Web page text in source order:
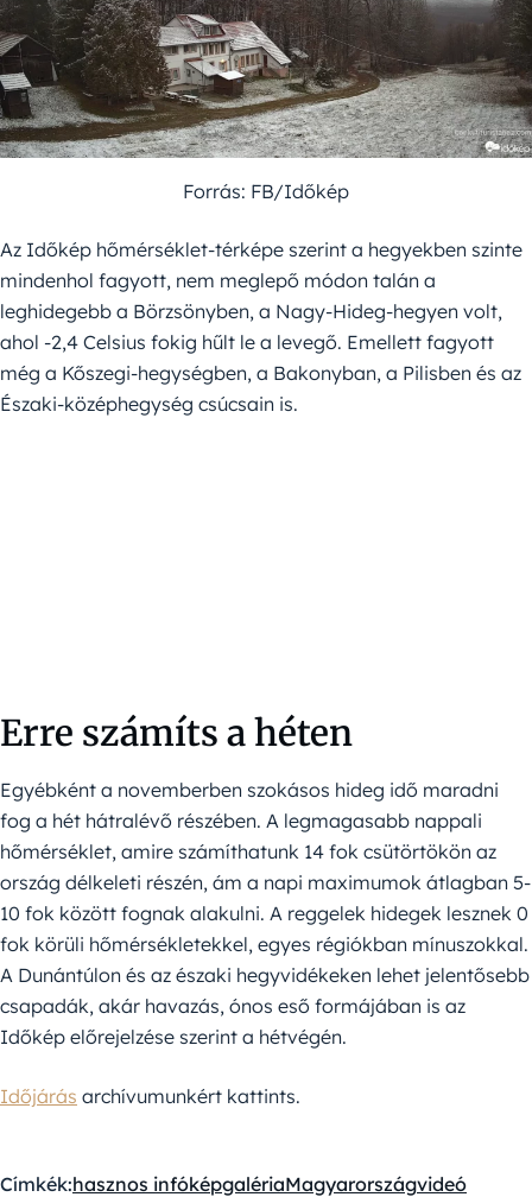
Forrás: FB/Időkép
Az Időkép hőmérséklet-térképe szerint a hegyekben szinte
mindenhol fagyott, nem meglepő módon talán a
leghidegebb a Börzsönyben, a Nagy-Hideg-hegyen volt,
ahol -2,4 Celsius fokig hűlt le a levegő. Emellett fagyott
még a Kőszegi-hegységben, a Bakonyban, a Pilisben és az
Északi-középhegység csúcsain is.
Erre számíts a héten
Egyébként a novemberben szokásos hideg idő maradni
fog a hét hátralévő részében. A legmagasabb nappali
hőmérséklet, amire számíthatunk 14 fok csütörtökön az
ország délkeleti részén, ám a napi maximumok átlagban 5-
10 fok között fognak alakulni. A reggelek hidegek lesznek 0
fok körüli hőmérsékletekkel, egyes régiókban mínuszokkal.
A Dunántúlon és az északi hegyvidékeken lehet jelentősebb
csapadák, akár havazás, ónos eső formájában is az
Időkép előrejelzése szerint a hétvégén.
Időjárás archívumunkért kattints.
Címkék:hasznos infóképgalériaMagyarországvideó